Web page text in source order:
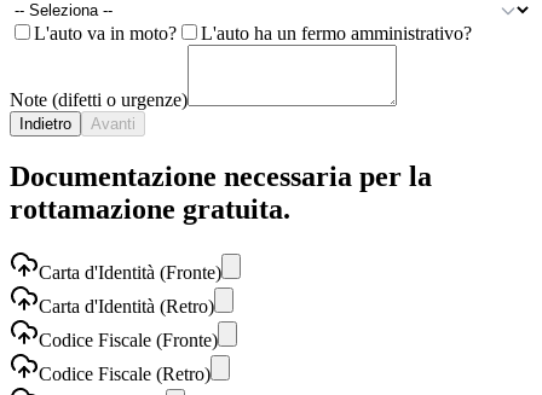
L'auto va in moto? L'auto ha un fermo amministrativo?
Note (difetti o urgenze)
Indietro Avanti
Documentazione necessaria per la
rottamazione gratuita.
Carta d'Identità (Fronte)
Carta d'Identità (Retro)
Codice Fiscale (Fronte)
Codice Fiscale (Retro)